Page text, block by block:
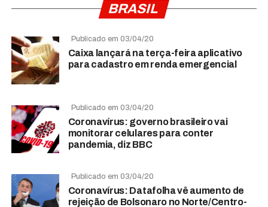
BRASIL
Publicado em 03/04/20
Caixa lançará na terça-feira aplicativo
para cadastro em renda emergencial
Publicado em 03/04/20
Coronavírus: governo brasileiro vai
monitorar celulares para conter
pandemia, diz BBC
Publicado em 03/04/20
Coronavírus: Datafolha vê aumento de
rejeição de Bolsonaro no Norte/Centro-